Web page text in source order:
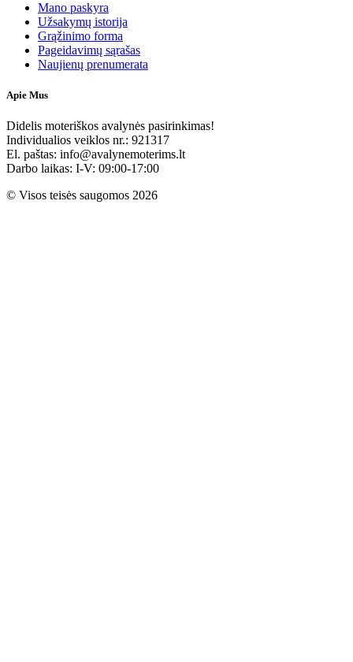
Mano paskyra
Užsakymų istorija
Grąžinimo forma
Pageidavimų sąrašas
Naujienų prenumerata
Apie Mus
Didelis moteriškos avalynės pasirinkimas!
Individualios veiklos nr.: 921317
El. paštas: info@avalynemoterims.lt
Darbo laikas: I-V: 09:00-17:00
© Visos teisės saugomos 2026